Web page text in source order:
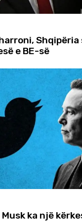
e BE-së
Musk ka një